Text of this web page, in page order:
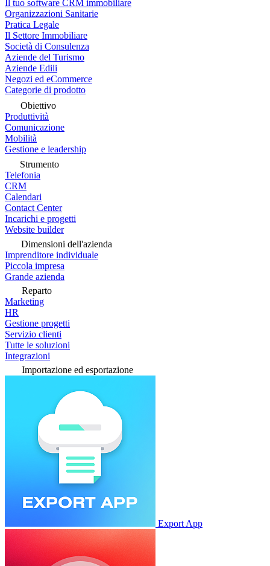
Il tuo software CRM immobiliare
Organizzazioni Sanitarie
Pratica Legale
Il Settore Immobiliare
Società di Consulenza
Aziende del Turismo
Aziende Edili
Negozi ed eCommerce
Categorie di prodotto
Obiettivo
Produttività
Comunicazione
Mobilità
Gestione e leadership
Strumento
Telefonia
CRM
Calendari
Contact Center
Incarichi e progetti
Website builder
Dimensioni dell'azienda
Imprenditore individuale
Piccola impresa
Grande azienda
Reparto
Marketing
HR
Gestione progetti
Servizio clienti
Tutte le soluzioni
Integrazioni
Importazione ed esportazione
Export App